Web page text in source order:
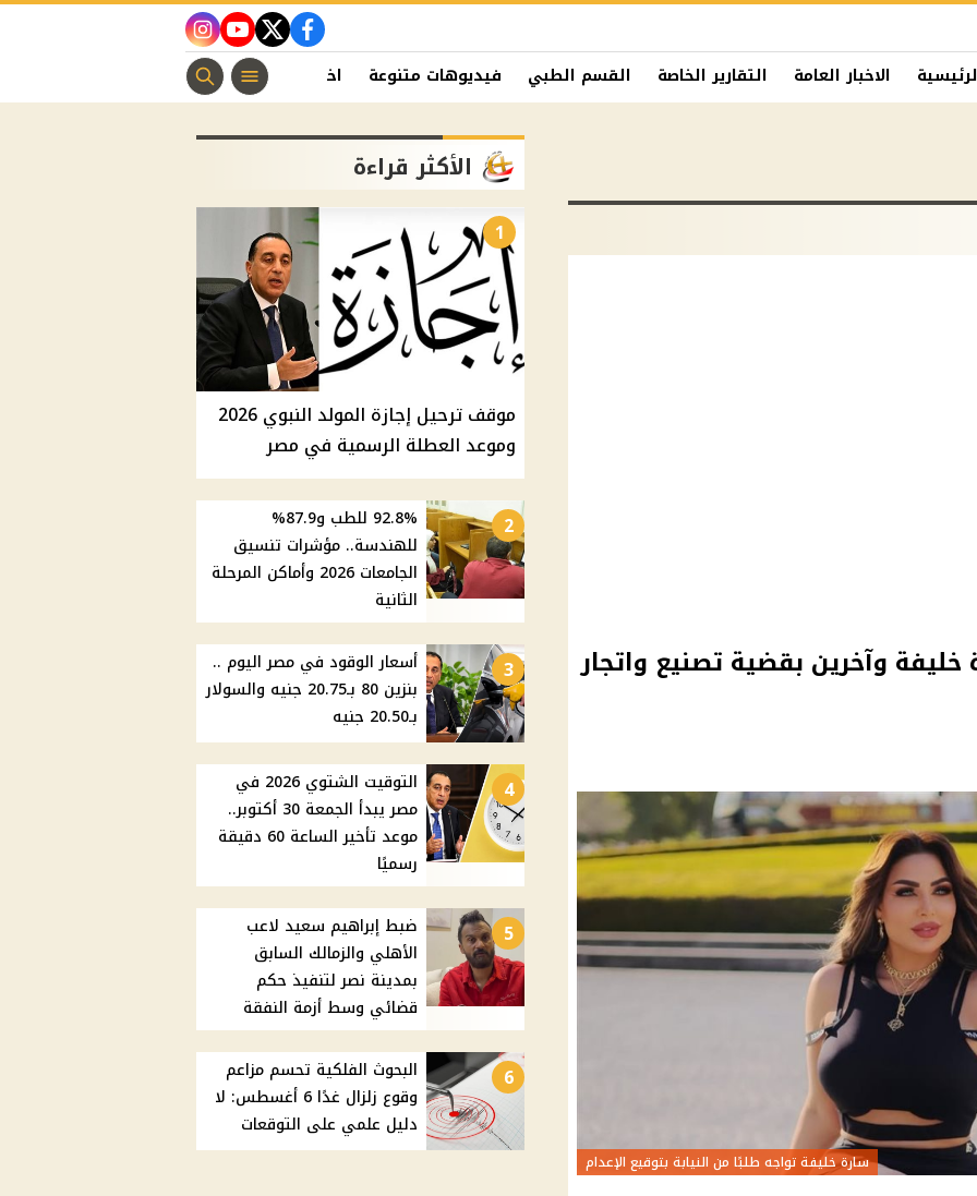
facebook
twitter
youtube
instagram
الاخبار العامة التقارير الخاصة القسم الطبي فيديوهات متنوعة اخبار الفن منوعات مسيحية
خليفة وآخرين بقضية تصنيع واتجار
سارة خليفة تواجه طلبًا من النيابة بتوقيع الإعدام
الأكثر قراءة
1
موقف ترحيل إجازة المولد النبوي 2026
وموعد العطلة الرسمية في مصر
2
92.8% للطب و87.9%
للهندسة.. مؤشرات تنسيق
الجامعات 2026 وأماكن المرحلة
الثانية
3
أسعار الوقود في مصر اليوم ..
بنزين 80 بـ20.75 جنيه والسولار
بـ20.50 جنيه
4
التوقيت الشتوي 2026 في
مصر يبدأ الجمعة 30 أكتوبر..
موعد تأخير الساعة 60 دقيقة
رسميًا
5
ضبط إبراهيم سعيد لاعب
الأهلي والزمالك السابق
بمدينة نصر لتنفيذ حكم
قضائي وسط أزمة النفقة
6
البحوث الفلكية تحسم مزاعم
وقوع زلزال غدًا 6 أغسطس: لا
دليل علمي على التوقعات